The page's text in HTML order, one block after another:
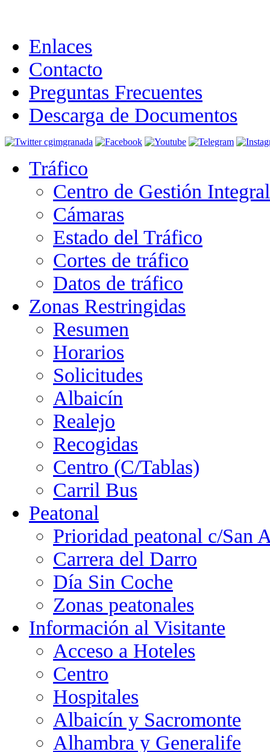
Enlaces
Contacto
Preguntas Frecuentes
Descarga de Documentos
Tráfico
Centro de Gestión
Cámaras
Estado del Tráfico
Cortes de tráfico
Datos de tráfico
Zonas Restringidas
Resumen
Horarios
Solicitudes
Albaicín
Realejo
Recogidas
Centro (C/Tablas)
Carril Bus
Peatonal
Prioridad peatonal c/San
Carrera del Darro
Día Sin Coche
Zonas peatonales
Información al Visitante
Acceso a Hoteles
Centro
Hospitales
Albaicín y Sacromonte
Alhambra y Generalife